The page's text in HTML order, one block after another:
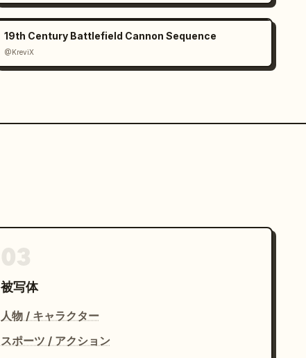
19th Century Battlefield Cannon Sequence
@KreviX
被写体
人物 / キャラクター
スポーツ / アクション